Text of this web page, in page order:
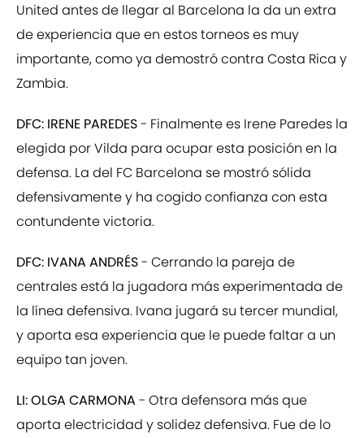
United antes de llegar al Barcelona la da un extra
de experiencia que en estos torneos es muy
importante, como ya demostró contra Costa Rica y
Zambia.
DFC: IRENE PAREDES- Finalmente es Irene Paredes la
elegida por Vilda para ocupar esta posición en la
defensa. La del FC Barcelona se mostró sólida
defensivamente y ha cogido confianza con esta
contundente victoria.
DFC: IVANA ANDRÉS- Cerrando la pareja de
centrales está la jugadora más experimentada de
la línea defensiva. Ivana jugará su tercer mundial,
y aporta esa experiencia que le puede faltar a un
equipo tan joven.
LI: OLGA CARMONA - Otra defensora más que
aporta electricidad y solidez defensiva. Fue de lo